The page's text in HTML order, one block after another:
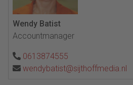
Wendy Batist
Accountmanager
0613874555
wendybatist@sijthoffmedia.nl